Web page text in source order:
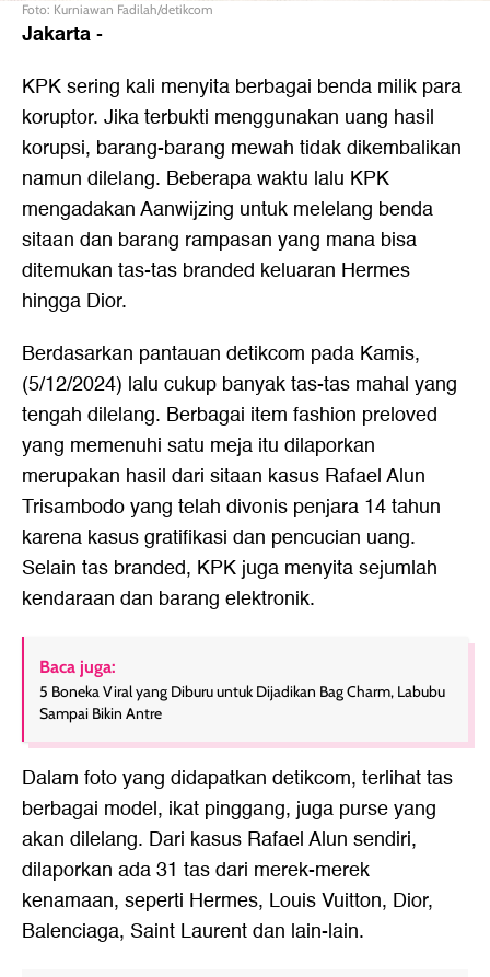
Foto: Kurniawan Fadilah/detikcom
Jakarta-
KPK sering kali menyita berbagai benda milik para
koruptor. Jika terbukti menggunakan uang hasil
korupsi, barang-barang mewah tidak dikembalikan
namun dilelang. Beberapa waktu lalu KPK
mengadakan Aanwijzing untuk melelang benda
sitaan dan barang rampasan yang mana bisa
ditemukan tas-tas branded keluaran Hermes
hingga Dior.
Berdasarkan pantauan detikcom pada Kamis,
(5/12/2024) lalu cukup banyak tas-tas mahal yang
tengah dilelang. Berbagai item fashion preloved
yang memenuhi satu meja itu dilaporkan
merupakan hasil dari sitaan kasus Rafael Alun
Trisambodo yang telah divonis penjara 14 tahun
karena kasus gratifikasi dan pencucian uang.
Selain tas branded, KPK juga menyita sejumlah
kendaraan dan barang elektronik.
Baca juga:
5 Boneka Viral yang Diburu untuk Dijadikan Bag Charm, Labubu
Sampai Bikin Antre
Dalam foto yang didapatkan detikcom, terlihat tas
berbagai model, ikat pinggang, juga purse yang
akan dilelang. Dari kasus Rafael Alun sendiri,
dilaporkan ada 31 tas dari merek-merek
kenamaan, seperti Hermes, Louis Vuitton, Dior,
Balenciaga, Saint Laurent dan lain-lain.